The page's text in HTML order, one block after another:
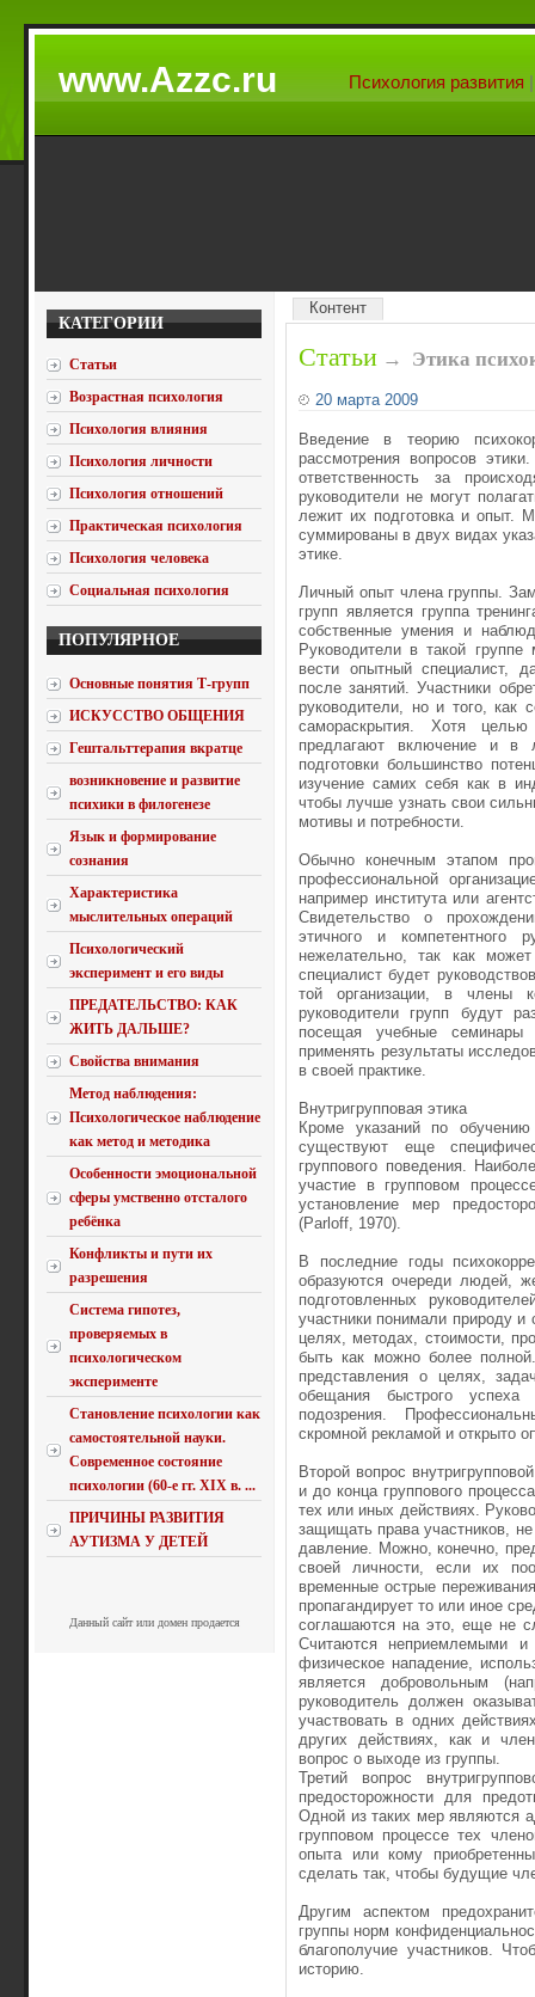
www.Azzc.ru Психология развития
КАТЕГОРИИ
Статьи
Возрастная психология
Психология влияния
Психология личности
Психология отношений
Практическая психология
Психология человека
Социальная психология
ПОПУЛЯРНОЕ
Основные понятия Т-групп
ИСКУССТВО ОБЩЕНИЯ
Гештальттерапия вкратце
возникновение и развитие
психики в филогенезе
Язык и формирование
сознания
Характеристика
мыслительных операций
Психологический
эксперимент и его виды
ПРЕДАТЕЛЬСТВО: КАК
ЖИТЬ ДАЛЬШЕ?
Свойства внимания
Метод наблюдения:
Психологическое наблюдение
как метод и методика
Особенности эмоциональной
сферы умственно отсталого
ребёнка
Конфликты и пути их
разрешения
Система гипотез,
проверяемых в
психологическом
эксперименте
Становление психологии как
самостоятельной науки.
Современное состояние
психологии (60-е гг. XIX в. ...
ПРИЧИНЫ РАЗВИТИЯ
АУТИЗМА У ДЕТЕЙ
Данный сайт или домен продается
Контент
Статьи → Этика
20 марта 2009
Введение в теорию
рассмотрения вопросов
ответственность за
руководители не могут
лежит их подготовка и опыт.
суммированы в двух видах
этике.
Личный опыт члена группы.
групп является группа
собственные умения и
Руководители в такой
вести опытный специалист,
после занятий. Участники
руководители, но и того, как
самораскрытия. Хотя
предлагают включение и в
подготовки большинство
изучение самих себя как в
чтобы лучше узнать свои
мотивы и потребности.
Обычно конечным этапом
профессиональной
например института или
Свидетельство о
этичного и компетентного
нежелательно, так как
специалист будет
той организации, в члены
руководители групп будут
посещая учебные
применять результаты
в своей практике.
Внутригрупповая этика
Кроме указаний по обучению
существуют еще
группового поведения.
участие в групповом
установление мер
(Parloff, 1970).
В последние годы
образуются очереди людей,
подготовленных
участники понимали природу
целях, методах, стоимости,
быть как можно более
представления о целях,
обещания быстрого
подозрения.
скромной рекламой и открыто
Второй вопрос
и до конца группового
тех или иных действиях.
защищать права участников,
давление. Можно, конечно,
своей личности, если их
временные острые
пропагандирует то или иное
соглашаются на это, еще не
Считаются неприемлемыми
физическое нападение,
является добровольным
руководитель должен
участвовать в одних
других действиях, как и
вопрос о выходе из группы.
Третий вопрос
предосторожности для
Одной из таких мер являются
групповом процессе тех
опыта или кому
сделать так, чтобы будущие
Другим аспектом
группы норм
благополучие участников.
историю.